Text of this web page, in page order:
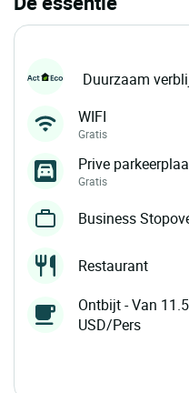
Duurzaam
WIFI
Gratis
Prive
Gratis
Business
Restaurant
Ontbijt - Van
USD/Pers